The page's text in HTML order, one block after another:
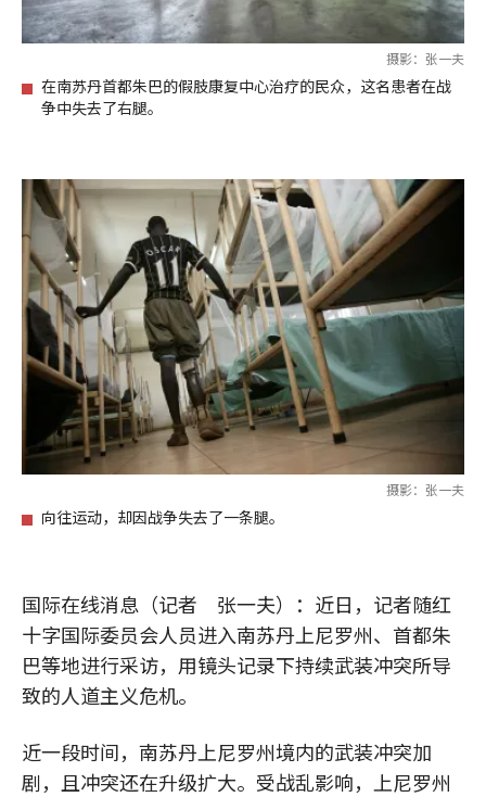
摄影：张一夫
在南苏丹首都朱巴的假肢康复中心治疗的民众，这名患者在战
争中失去了右腿。
摄影：张一夫
向往运动，却因战争失去了一条腿。
国际在线消息（记者 张一夫）：近日，记者随红
十字国际委员会人员进入南苏丹上尼罗州、首都朱
巴等地进行采访，用镜头记录下持续武装冲突所导
致的人道主义危机。
近一段时间，南苏丹上尼罗州境内的武装冲突加
剧，且冲突还在升级扩大。受战乱影响，上尼罗州